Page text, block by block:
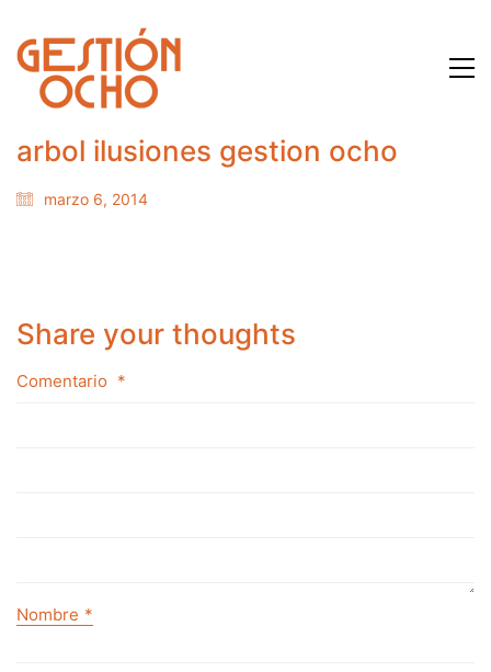
arbol ilusiones gestion ocho
marzo 6, 2014
Share your thoughts
Comentario *
Nombre *